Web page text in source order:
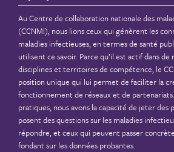
Au Centre de collaboration nationale des
(CCNMI), nous lions ceux qui génèrent les
maladies infectieuses, en termes de santé
utilisent ce savoir. Parce qu’il est actif dans
disciplines et territoires de compétence, le
position unique qui lui permet de faciliter la
fonctionnement de réseaux et de
pratiques, nous avons la capacité de jeter des
posent des questions sur les maladies
répondre, et ceux qui peuvent passer
fondant sur les données probantes.